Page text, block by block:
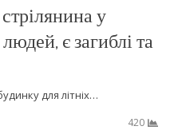
у
є загиблі та
для літніх…
420